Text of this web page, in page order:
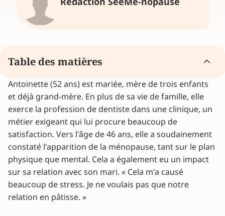
Table des matières
Ne plus reconnaître son corps pendant la
ménopause
Agir soi-même face aux symptômes de la
ménopause
Trouver le bon soutien face aux symptômes de
la ménopause
La respiration comme soutien face aux
symptômes de la ménopause
Avancez par petites étapes vers votre objectif
Les rechutes font partie du chemin face aux
Antoinette (52 ans) est mariée, mère de trois enfants
et déjà grand-mère. En plus de sa vie de famille, elle
exerce la profession de dentiste dans une clinique, un
métier exigeant qui lui procure beaucoup de
satisfaction. Vers l'âge de 46 ans, elle a soudainement
constaté l'apparition de la ménopause, tant sur le plan
physique que mental. Cela a également eu un impact
sur sa relation avec son mari. « Cela m'a causé
beaucoup de stress. Je ne voulais pas que notre
relation en pâtisse. »